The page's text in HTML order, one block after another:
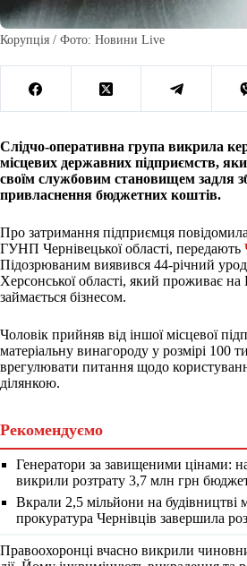
Корупція / Фото: Новини Live
Слідчо-оперативна група викрила
місцевих державних підприємств,
своїм службовим становищем задля
привласнення бюджетних коштів.
Про затримання підприємця
ГУНП Чернівецької області, передають
Підозрюваним виявився 44-річний
Херсонської області, який проживає на
займається бізнесом.
Чоловік прийняв від іншої місцевої
матеріальну винагороду у розмірі 100
врегулювати питання щодо
ділянкою.
Рекомендуємо
Генератори за завищеними цінами:
викрили розтрату 3,7 млн грн
Вкрали 2,5 мільйони на будівництві
прокуратура Чернівців завершила
Правоохоронці вчасно викрили